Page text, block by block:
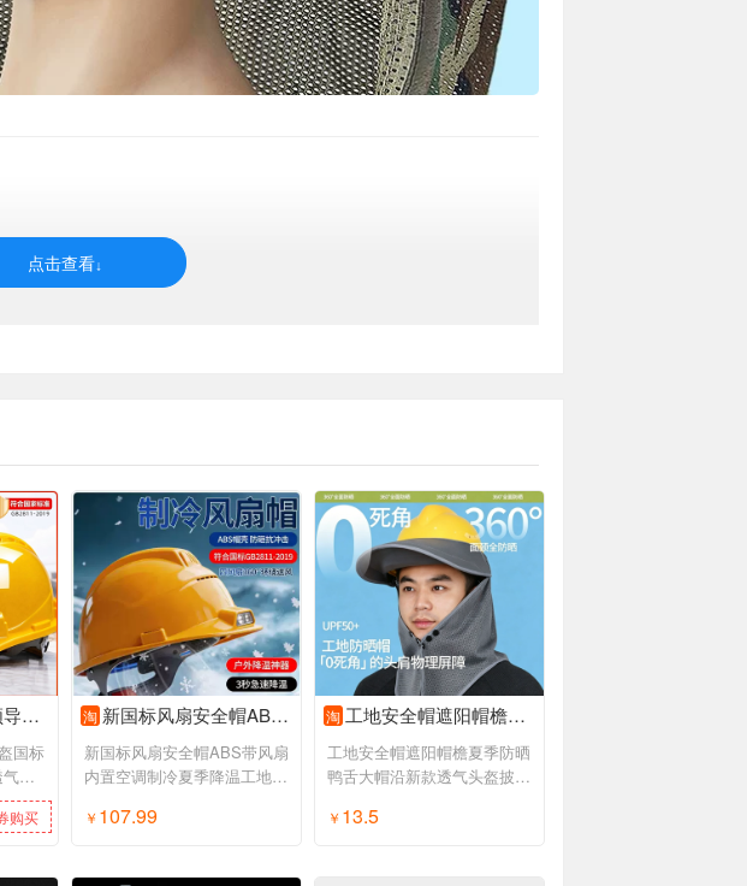
工建筑
国标
电
购买
淘 新国标风扇安全帽ABS带风扇内置空调制冷夏季降温工地干活可照明
新国标风扇安全帽ABS带风扇
内置空调制冷夏季降温工地干
￥ 107.99
淘 工地安全帽遮阳帽檐夏季防晒鸭舌大帽沿新款透气头盔披肩太阳帽子
工地安全帽遮阳帽檐夏季防晒
鸭舌大帽沿新款透气头盔披肩
￥ 13.5